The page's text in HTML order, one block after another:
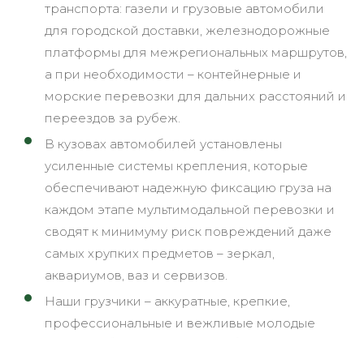
транспорта: газели и грузовые автомобили
для городской доставки, железнодорожные
платформы для межрегиональных маршрутов,
а при необходимости – контейнерные и
морские перевозки для дальних расстояний и
переездов за рубеж.
В кузовах автомобилей установлены
усиленные системы крепления, которые
обеспечивают надежную фиксацию груза на
каждом этапе мультимодальной перевозки и
сводят к минимуму риск повреждений даже
самых хрупких предметов – зеркал,
аквариумов, ваз и сервизов.
Наши грузчики – аккуратные, крепкие,
профессиональные и вежливые молодые